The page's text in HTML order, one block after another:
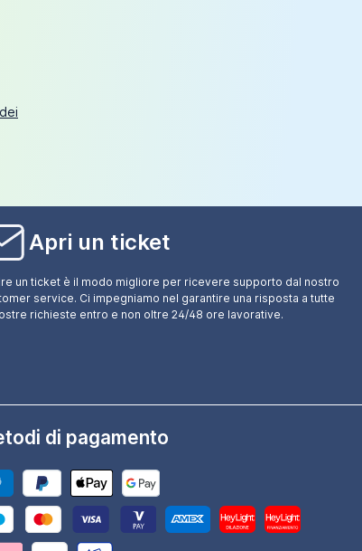
Apri un ticket
un ticket è il modo migliore per ricevere supporto dal nostro
service. Ci impegniamo nel garantire una risposta a tutte
richieste entro e non oltre 24/48 ore lavorative.
di pagamento